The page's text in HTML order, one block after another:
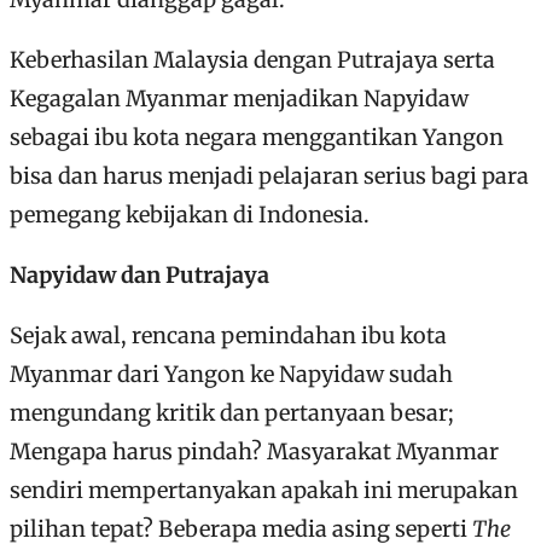
Keberhasilan Malaysia dengan Putrajaya serta
Kegagalan Myanmar menjadikan Napyidaw
sebagai ibu kota negara menggantikan Yangon
bisa dan harus menjadi pelajaran serius bagi para
pemegang kebijakan di Indonesia.
Napyidaw dan Putrajaya
Sejak awal, rencana pemindahan ibu kota
Myanmar dari Yangon ke Napyidaw sudah
mengundang kritik dan pertanyaan besar;
Mengapa harus pindah? Masyarakat Myanmar
sendiri mempertanyakan apakah ini merupakan
pilihan tepat? Beberapa media asing seperti The